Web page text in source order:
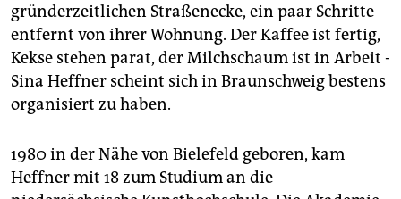
gründerzeitlichen Straßenecke, ein paar Schritte
entfernt von ihrer Wohnung. Der Kaffee ist fertig,
Kekse stehen parat, der Milchschaum ist in Arbeit -
Sina Heffner scheint sich in Braunschweig bestens
organisiert zu haben.
1980 in der Nähe von Bielefeld geboren, kam
Heffner mit 18 zum Studium an die